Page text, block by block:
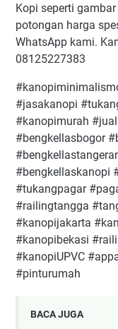
Kopi seperti
potongan harga
WhatsApp kami.
08125227383
#jasakanopi
#kanopimurah
#bengkellasbogor
#bengkellaskanopi
#tukangpagar
#railingtangga
#kanopijakarta
#kanopibekasi
#kanopiUPVC
#pinturumah
BACA JUGA